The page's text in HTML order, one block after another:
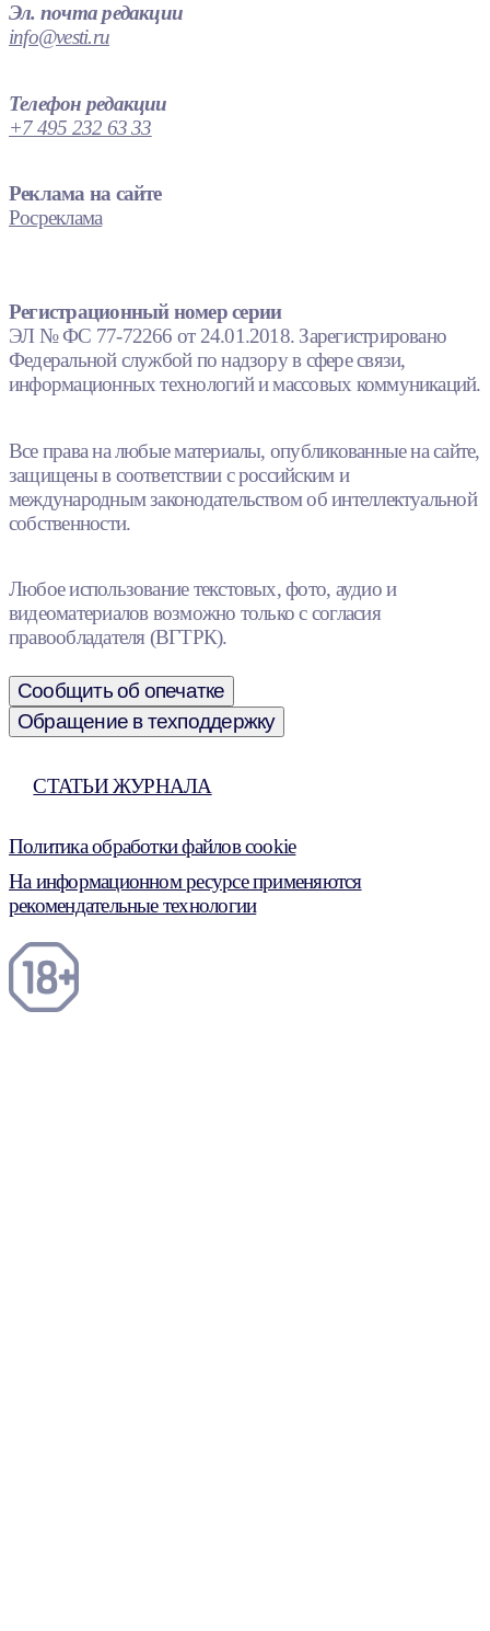
Эл. почта редакции
info@vesti.ru
Телефон редакции
+7 495 232 63 33
Реклама на сайте
Росреклама
Регистрационный номер серии
ЭЛ № ФС 77-72266 от 24.01.2018. Зарегистрировано
Федеральной службой по надзору в сфере связи,
информационных технологий и массовых коммуникаций.
Все права на любые материалы, опубликованные на сайте,
защищены в соответствии с российским и
международным законодательством об интеллектуальной
собственности.
Любое использование текстовых, фото, аудио и
видеоматериалов возможно только с согласия
правообладателя (ВГТРК).
Сообщить об опечатке
Обращение в техподдержку
СТАТЬИ ЖУРНАЛА
Политика обработки файлов cookie
На информационном ресурсе применяются
рекомендательные технологии